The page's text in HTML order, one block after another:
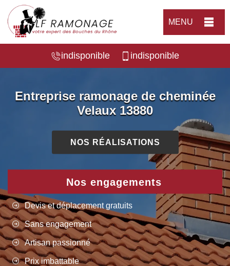
MENU
indisponible indisponible
Entreprise ramonage de cheminée
Velaux 13880
NOS RÉALISATIONS
Nos engagements
Devis et déplacement gratuits
Sans engagement
Artisan passionné
Prix imbattable